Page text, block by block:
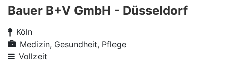
Bauer B+V GmbH - Düsseldorf
Köln
Medizin, Gesundheit, Pflege
Vollzeit